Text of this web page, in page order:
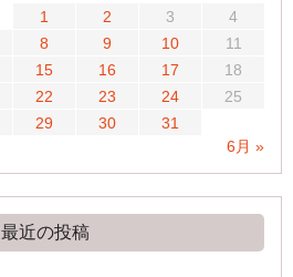
1 2 3
4
8 9 10
11
15 16 17
18
22 23 24
25
29 30
31
6月 »
最近の投稿